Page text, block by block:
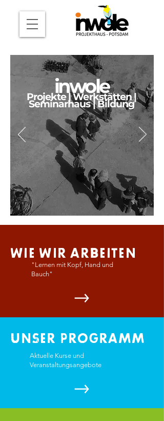
inwole
Projekte | Werkstätten |
Seminarhaus | Bildung
WIE WIR ARBEITEN
"Lernen mit Kopf, Hand und
Bauch"
UNSER PROGRAMM
Aktuelle Kurse und
Veranstaltungsangebote